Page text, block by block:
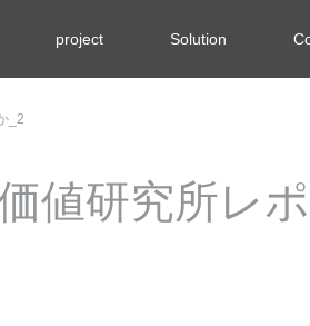
project Solution
_2
値研究所レ